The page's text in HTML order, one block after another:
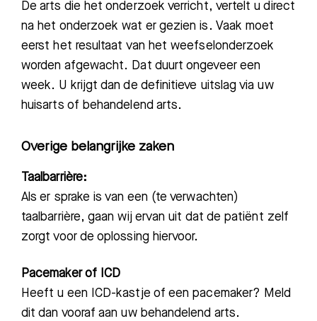
De arts die het onderzoek verricht, vertelt u direct
na het onderzoek wat er gezien is. Vaak moet
eerst het resultaat van het weefselonderzoek
worden afgewacht. Dat duurt ongeveer een
week. U krijgt dan de definitieve uitslag via uw
huisarts of behandelend arts.
Overige belangrijke zaken
Taalbarrière:
Als er sprake is van een (te verwachten)
taalbarrière, gaan wij ervan uit dat de patiënt zelf
zorgt voor de oplossing hiervoor.
Pacemaker of ICD
Heeft u een ICD-kastje of een pacemaker? Meld
dit dan vooraf aan uw behandelend arts.